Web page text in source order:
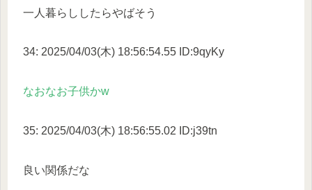
一人暮らししたらやばそう
34: 2025/04/03(木) 18:56:54.55 ID:9qyKy
なおなお子供かw
35: 2025/04/03(木) 18:56:55.02 ID:j39tn
良い関係だな